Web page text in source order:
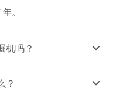
。
机吗？
？